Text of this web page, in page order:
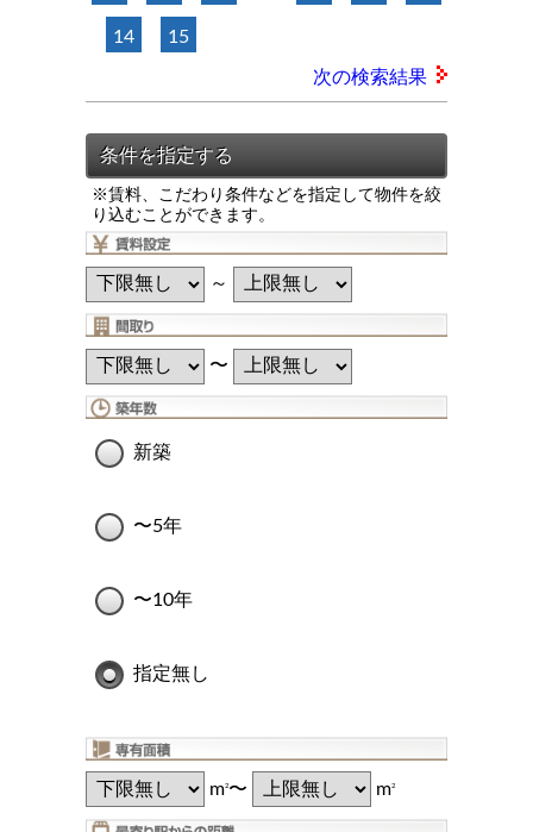
14 15
次の検索結果
※賃料、こだわり条件などを指定して物件を絞
り込むことができます。
～
〜
新築
〜5年
〜10年
指定無し
m2〜 m2